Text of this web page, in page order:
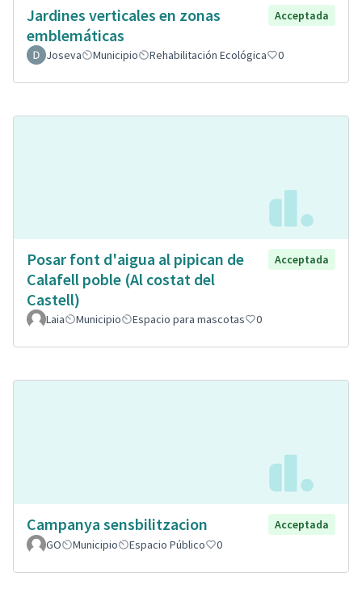
Jardines verticales en zonas
emblemáticas
Acceptada
Joseva Municipio Rehabilitación Ecológica 0
Posar font d'aigua al pipican de
Calafell poble (Al costat del
Castell)
Acceptada
Laia Municipio Espacio para mascotas 0
Campanya sensbilitzacion
Acceptada
GO
Municipio Espacio Público 0